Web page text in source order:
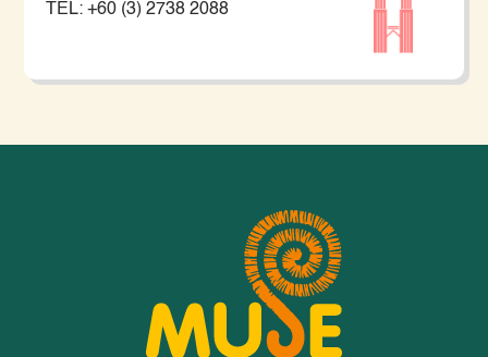
TEL: +60 (3) 2738 2088